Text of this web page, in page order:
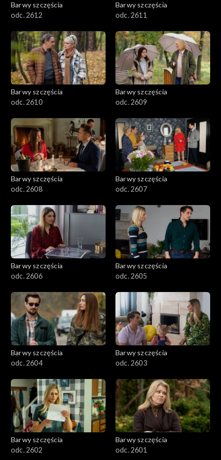
Barwy szczęścia
odc. 2612
Barwy szczęścia
odc. 2611
Barwy szczęścia
odc. 2610
Barwy szczęścia
odc. 2609
Barwy szczęścia
odc. 2608
Barwy szczęścia
odc. 2607
Barwy szczęścia
odc. 2606
Barwy szczęścia
odc. 2605
Barwy szczęścia
odc. 2604
Barwy szczęścia
odc. 2603
Barwy szczęścia
odc. 2602
Barwy szczęścia
odc. 2601